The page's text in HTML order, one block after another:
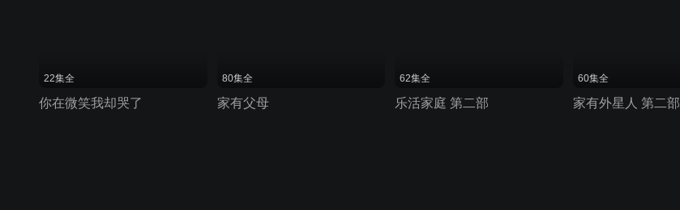
22集全
你在微笑我却哭了
80集全
家有父母
62集全
乐活家庭 第二部
60集全
家有外星人 第二部